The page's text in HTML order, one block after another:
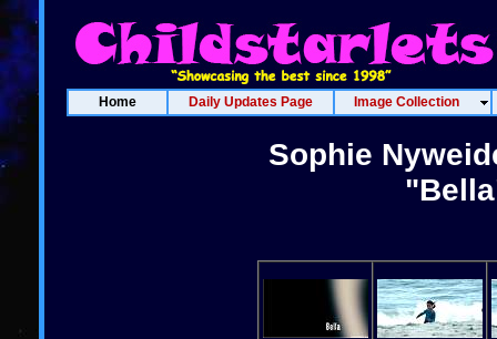
Home Daily Updates Page Image Collection
Sophie